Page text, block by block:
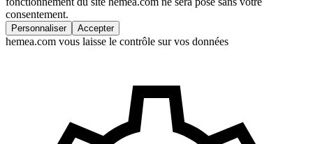
consentement.
Personnaliser Accepter
hemea.com vous laisse le contrôle sur vos données